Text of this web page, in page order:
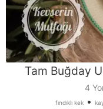
Tam Buğday
4
fındıklı kek •